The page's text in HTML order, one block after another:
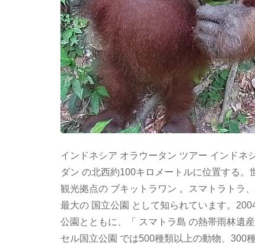
インドネシア オラウータン ツアー インドネ
ダン の北西約100キロメートルに位置する
観光拠点の ブキットラワン 。スマトラトラ
最大の 国立公園 として知られています。
公園とともに、「 スマトラ島 の熱帯雨林遺
セル国立公園 では500種類以上の動物、300